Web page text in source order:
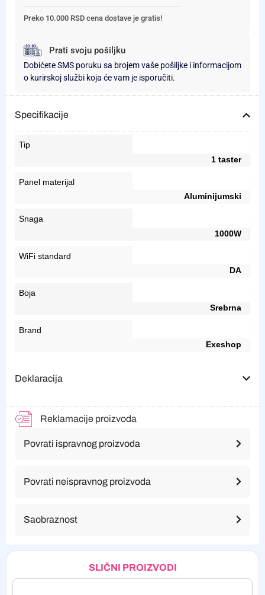
Preko 10.000 RSD cena dostave je gratis!
Prati svoju pošiljku
Dobićete SMS poruku sa brojem vaše pošiljke i informacijom
o kurirskoj službi koja će vam je isporučiti.
Specifikacije
Tip
1 taster
Panel materijal
Aluminijumski
Snaga
1000W
WiFi standard
DA
Boja
Srebrna
Brand
Exeshop
Deklaracija
Reklamacije proizvoda
Povrati ispravnog proizvoda
Povrati neispravnog proizvoda
Saobraznost
SLIČNI PROIZVODI